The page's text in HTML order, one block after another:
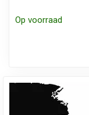
Op voorraad